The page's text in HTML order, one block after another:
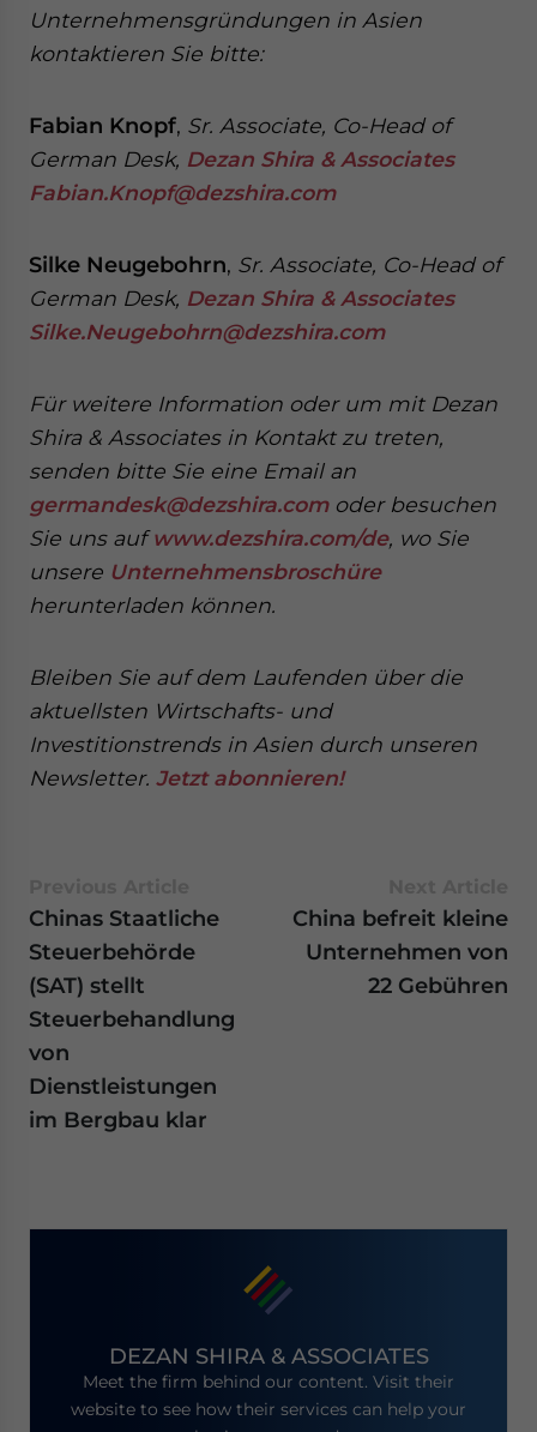
Unternehmensgründungen in Asien
kontaktieren Sie bitte:
Fabian Knopf, Sr. Associate, Co-Head of
German Desk, Dezan Shira & Associates
Fabian.Knopf@dezshira.com
Silke Neugebohrn, Sr. Associate, Co-Head of
German Desk, Dezan Shira & Associates
Silke.Neugebohrn@dezshira.com
Für weitere Information oder um mit Dezan
Shira & Associates in Kontakt zu treten,
senden bitte Sie eine Email an
germandesk@dezshira.comoder besuchen
Sie uns aufwww.dezshira.com/de, wo Sie
unsere Unternehmensbroschüre
herunterladen können.
Bleiben Sie auf dem Laufenden über die
aktuellsten Wirtschafts- und
Investitionstrends in Asien durch unseren
Newsletter. Jetzt abonnieren!
Chinas Staatliche
Steuerbehörde
(SAT) stellt
Steuerbehandlung
von
Dienstleistungen
im Bergbau klar
China befreit kleine
Unternehmen von
22 Gebühren
DEZAN SHIRA & ASSOCIATES
Meet the firm behind our content. Visit their
website to see how their services can help your